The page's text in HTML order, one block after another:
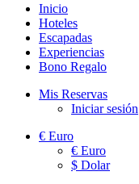
Inicio
Hoteles
Escapadas
Experiencias
Bono Regalo
Mis Reservas
Iniciar sesión
€ Euro
€ Euro
$ Dolar